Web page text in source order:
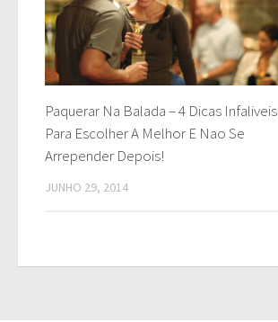
Paquerar Na Balada – 4 Dicas Infaliveis
Para Escolher A Melhor E Nao Se
Arrepender Depois!
JUNHO 29, 2014